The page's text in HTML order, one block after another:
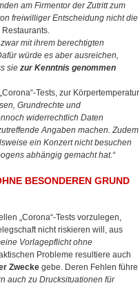
am Firmentor der Zutritt zum
freiwilliger Entscheidung nicht die
mit ihrem berechtigten
würde es aber ausreichen,
sie zur Kenntnis genommen
Tests, zur Körpertemperatur
Grundrechte und
widerrechtlich Daten
Angaben machen. Zudem
ein Konzert nicht besuchen
abhängig gemacht hat.“
BESONDEREN GRUND
„Corona“-Tests vorzulegen,
nicht riskieren will, aus
Vorlagepflicht ohne
Probleme resultiere auch
Zwecke gebe. Deren Fehlen führe
auch zu Drucksituationen für